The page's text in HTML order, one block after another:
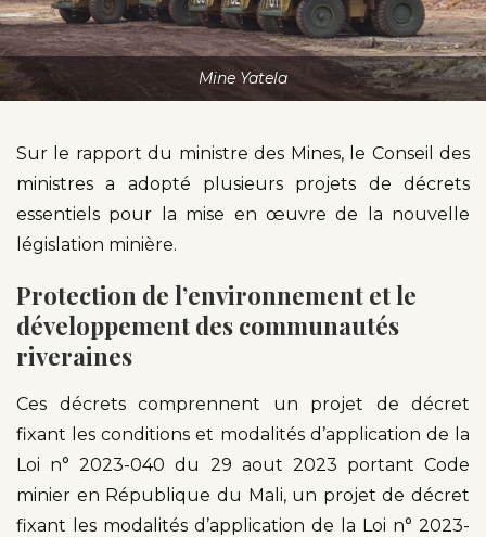
Mine Yatela
Sur le rapport du ministre des Mines, le Conseil des
ministres a adopté plusieurs projets de décrets
essentiels pour la mise en œuvre de la nouvelle
législation minière.
Protection de l’environnement et le
développement des communautés
riveraines
Ces décrets comprennent un projet de décret
fixant les conditions et modalités d’application de la
Loi n° 2023-040 du 29 aout 2023 portant Code
minier en République du Mali, un projet de décret
fixant les modalités d’application de la Loi n° 2023-